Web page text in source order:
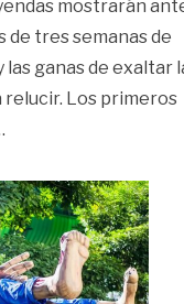
mostrarán
de tres semanas de
ganas de exaltar
relucir. Los primeros